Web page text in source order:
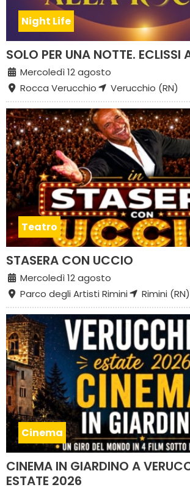
Night Life
SOLO PER UNA NOTTE. ECLISSI
Mercoledì 12 agosto
Rocca Verucchio
Verucchio (RN)
Teatro
STASERA CON UCCIO
Mercoledì 12 agosto
Parco degli Artisti Rimini
Rimini (RN)
Cinema
CINEMA IN GIARDINO A
ESTATE 2026